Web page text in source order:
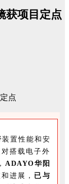
获项目定点
置性能和安
搭载电子外
ADAYO华阳
进展， 已与